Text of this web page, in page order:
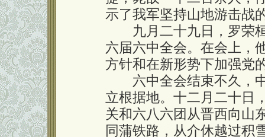
示了我军坚持山地游击战
九月二十九日，罗荣桓
六届六中全会。在会上，
方针和在新形势下加强党
六中全会结束不久，中
立根据地。十二月二十日
关和六八六团从晋西向山
同蒲铁路，从介休越过积